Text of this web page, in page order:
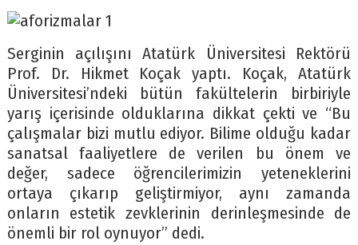
Serginin açılışını Atatürk Üniversitesi Rektörü
Prof. Dr. Hikmet Koçak yaptı. Koçak, Atatürk
Üniversitesi’ndeki bütün fakültelerin birbiriyle
yarış içerisinde olduklarına dikkat çekti ve “Bu
çalışmalar bizi mutlu ediyor. Bilime olduğu kadar
sanatsal faaliyetlere de verilen bu önem ve
değer, sadece öğrencilerimizin yeteneklerini
ortaya çıkarıp geliştirmiyor, aynı zamanda
onların estetik zevklerinin derinleşmesinde de
önemli bir rol oynuyor” dedi.